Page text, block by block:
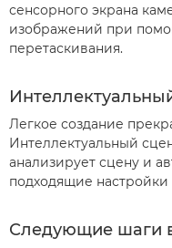
сенсорного экрана
изображений при
перетаскивания.
Легкое создание
Интеллектуальный
анализирует сцену и
подходящие
Следующие шаги